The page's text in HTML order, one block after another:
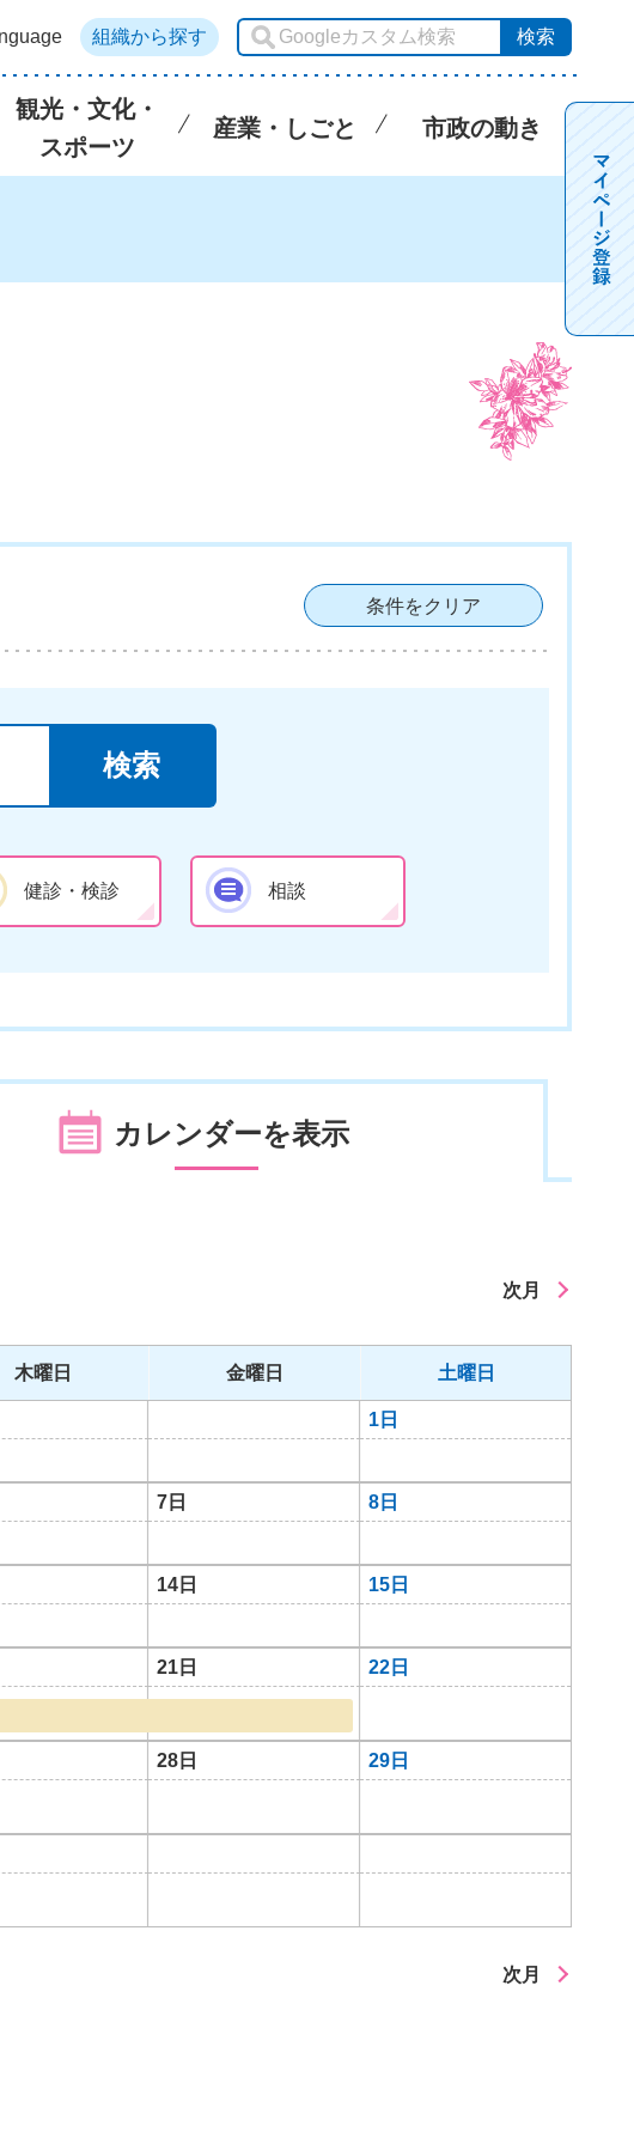
組織から探す
観光・文化・
スポーツ
産業・しごと 市政の動き
条件をクリア
健診・検診 相談
カレンダーを表示
次月
木曜日 金曜日 土曜日
1日
7日 8日
14日 15日
21日 22日
28日 29日
次月